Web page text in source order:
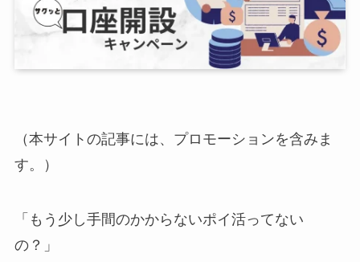
（本サイトの記事には、プロモーションを含みま
す。）
「もう少し手間のかからないポイ活ってない
の？」